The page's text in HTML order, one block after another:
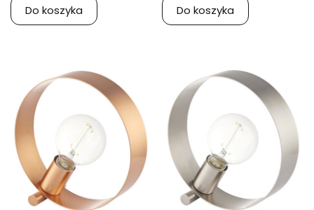
Do koszyka Do koszyka